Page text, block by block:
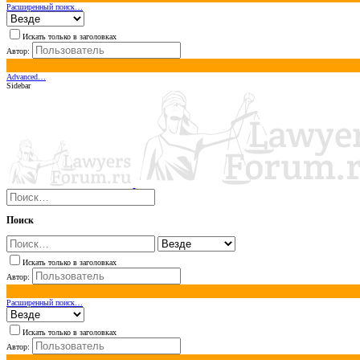
Расширенный поиск…
Искать только в заголовках
Автор:
Advanced…
Sidebar
Поиск
Искать только в заголовках
Автор:
Расширенный поиск…
Искать только в заголовках
Автор: